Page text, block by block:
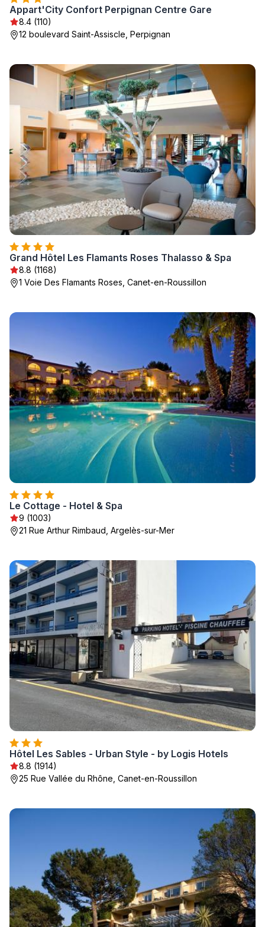
Appart'City Confort Perpignan Centre Gare
8.4 (110)
12 boulevard Saint-Assiscle, Perpignan
Grand Hôtel Les Flamants Roses Thalasso & Spa
8.8 (1168)
1 Voie Des Flamants Roses, Canet-en-Roussillon
Le Cottage - Hotel & Spa
9 (1003)
21 Rue Arthur Rimbaud, Argelès-sur-Mer
Hôtel Les Sables - Urban Style - by Logis Hotels
8.8 (1914)
25 Rue Vallée du Rhône, Canet-en-Roussillon